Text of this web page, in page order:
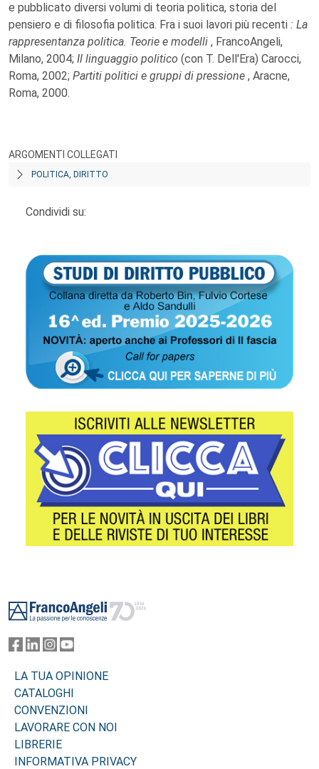
e pubblicato diversi volumi di teoria politica, storia del
pensiero e di filosofia politica. Fra i suoi lavori più recenti : La
rappresentanza politica. Teorie e modelli , FrancoAngeli,
Milano, 2004; Il linguaggio politico (con T. Dell'Era) Carocci,
Roma, 2002; Partiti politici e gruppi di pressione , Aracne,
Roma, 2000.
ARGOMENTI COLLEGATI
POLITICA, DIRITTO
Condividi su:
LA TUA OPINIONE
CATALOGHI
CONVENZIONI
LAVORARE CON NOI
LIBRERIE
INFORMATIVA PRIVACY